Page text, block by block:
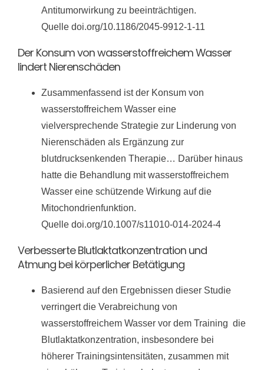
Antitumorwirkung zu beeinträchtigen.
Quelle doi.org/10.1186/2045-9912-1-11
Der Konsum von wasserstoffreichem Wasser
lindert Nierenschäden
Zusammenfassend ist der Konsum von
wasserstoffreichem Wasser eine
vielversprechende Strategie zur Linderung von
Nierenschäden als Ergänzung zur
blutdrucksenkenden Therapie… Darüber hinaus
hatte die Behandlung mit wasserstoffreichem
Wasser eine schützende Wirkung auf die
Mitochondrienfunktion.
Quelle doi.org/10.1007/s11010-014-2024-4
Verbesserte Blutlaktatkonzentration und
Atmung bei körperlicher Betätigung
Basierend auf den Ergebnissen dieser Studie
verringert die Verabreichung von
wasserstoffreichem Wasser vor dem Training die
Blutlaktatkonzentration, insbesondere bei
höherer Trainingsintensitäten, zusammen mit